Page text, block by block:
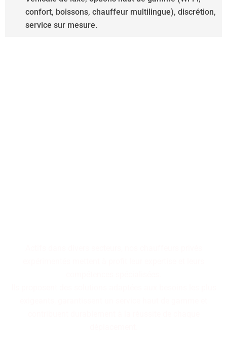
confort, boissons, chauffeur multilingue), discrétion,
service sur mesure.